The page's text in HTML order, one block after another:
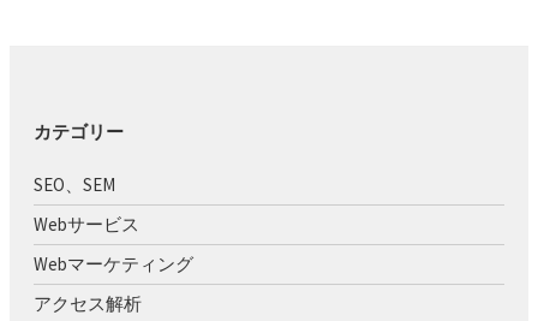
カテゴリー
SEO、SEM
Webサービス
Webマーケティング
アクセス解析